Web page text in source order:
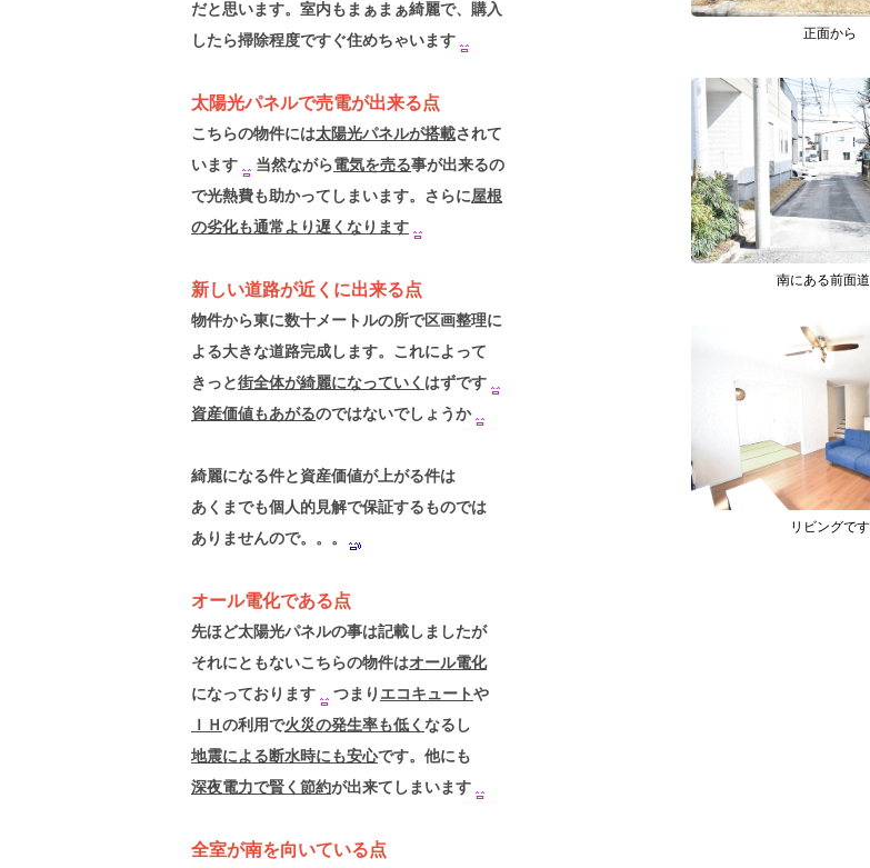
だと思います。室内もまぁまぁ綺麗で、購入
したら掃除程度ですぐ住めちゃいます
太陽光パネルで売電が出来る点
こちらの物件には太陽光パネルが搭載されて
います
当然ながら電気を売る事が出来るの
で光熱費も助かってしまいます。さらに屋根
の劣化も通常より遅くなります
新しい道路が近くに出来る点
物件から東に数十メートルの所で区画整理に
よる大きな道路完成します。これによって
きっと街全体が綺麗になっていく はずです
資産価値もあがるのではないでしょうか
綺麗になる件と資産価値が上がる件は
あくまでも個人的見解で保証するものでは
ありませんので。。。
オール電化である点
先ほど太陽光パネルの事は記載しましたが
それにともないこちらの物件はオール電化
になっております
つまり エコキュート や
ＩＨ の利用で火災の発生率も低く なるし
地震による断水時にも安心です。他にも
深夜電力で賢く節約が出来てしまいます
全室が南を向いている点
正面から
南にある前面
リビングです